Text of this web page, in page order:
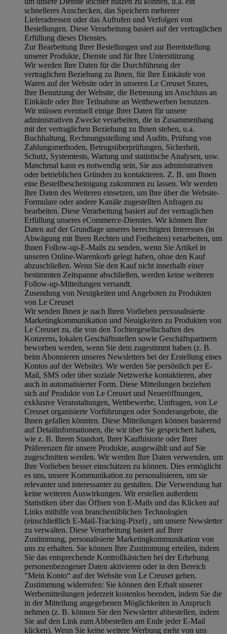
schnelleres Auschecken, das Speichern mehrerer
Lieferadressen oder das Aufrufen und Verfolgen von
Bestellungen. Diese Verarbeitung basiert auf der vertraglichen
Erfüllung dieses Dienstes.
Zur Bearbeitung Ihrer Bestellungen und zur Bereitstellung
unserer Produkte, Dienste und für Ihre Unterstützung
Wir werden Ihre Daten für die Durchführung der
vertraglichen Beziehung zu Ihnen, für Ihre Einkäufe von
Waren auf der Website oder in unseren Le Creuset Stores,
Ihre Benutzung der Website, die Betreuung im Anschluss an
Einkäufe oder Ihre Teilnahme an Wettbewerben benutzen.
Wir müssen eventuell einige Ihrer Daten für unsere
administrativen Zwecke verarbeiten, die in Zusammenhang
mit der vertraglichen Beziehung zu Ihnen stehen, u.a.
Buchhaltung, Rechnungsstellung und Audits, Prüfung von
Zahlungsmethoden, Betrugsüberprüfungen, Sicherheit,
Schutz, Systemtests, Wartung und statistische Analysen, usw.
Manchmal kann es notwendig sein, Sie aus administrativen
oder betrieblichen Gründen zu kontaktieren. Z. B. um Ihnen
eine Bestellbescheinigung zukommen zu lassen. Wir werden
Ihre Daten des Weiteren einsetzen, um Ihre über die Website-
Formulare oder andere Kanäle zugestellten Anfragen zu
bearbeiten. Diese Verarbeitung basiert auf der vertraglichen
Erfüllung unseres eCommerce-Dienstes. Wir können Ihre
Daten auf der Grundlage unseres berechtigten Interesses (in
Abwägung mit Ihren Rechten und Freiheiten) verarbeiten, um
Ihnen Follow-up-E-Mails zu senden, wenn Sie Artikel in
unseren Online-Warenkorb gelegt haben, ohne den Kauf
abzuschließen. Wenn Sie den Kauf nicht innerhalb einer
bestimmten Zeitspanne abschließen, werden keine weiteren
Follow-up-Mitteilungen versandt.
Zusendung von Neuigkeiten und Angeboten zu Produkten
von Le Creuset
Wir senden Ihnen je nach Ihren Vorlieben personalisierte
Marketingkommunikation und Neuigkeiten zu Produkten von
Le Creuset zu, die von den Tochtergesellschaften des
Konzerns, lokalen Geschäftsstellen sowie Geschäftspartnern
beworben werden, wenn Sie dem zugestimmt haben (z. B.
beim Abonnieren unseres Newsletters bei der Erstellung eines
Kontos auf der Website). Wir werden Sie persönlich per E-
Mail, SMS oder über soziale Netzwerke kontaktieren, aber
auch in automatisierter Form. Diese Mitteilungen beziehen
sich auf Produkte von Le Creuset und Neueröffnungen,
exklusive Veranstaltungen, Wettbewerbe, Umfragen, von Le
Creuset organisierte Vorführungen oder Sonderangebote, die
Ihnen gefallen könnten. Diese Mitteilungen können basierend
auf Detailinformationen, die wir über Sie gespeichert haben,
wie z. B. Ihrem Standort, Ihrer Kaufhistorie oder Ihrer
Präferenzen für unsere Produkte, ausgewählt und auf Sie
zugeschnitten werden. Wir werden Ihre Daten verwenden, um
Ihre Vorlieben besser einschätzen zu können. Dies ermöglicht
es uns, unsere Kommunikation zu personalisieren, um sie
relevanter und interessanter zu gestalten. Die Verwendung hat
keine weiteren Auswirkungen. Wir erstellen außerdem
Statistiken über das Öffnen von E-Mails und das Klicken auf
Links mithilfe von branchenüblichen Technologien
(einschließlich E-Mail-Tracking-Pixel) , um unsere Newsletter
zu verwalten. Diese Verarbeitung basiert auf Ihrer
Zustimmung, personalisierte Marketingkommunikation von
uns zu erhalten. Sie können Ihre Zustimmung erteilen, indem
Sie das entsprechende Kontrollkästchen bei der Erhebung
personenbezogener Daten aktivieren oder in den Bereich
"Mein Konto“ auf der Website von Le Creuset gehen.
Zustimmung widerrufen: Sie können den Erhalt unserer
Werbemitteilungen jederzeit kostenlos beenden, indem Sie die
in der Mitteilung angegebenen Möglichkeiten in Anspruch
nehmen (z. B. können Sie den Newsletter abbestellen, indem
Sie auf den Link zum Abbestellen am Ende jeder E-Mail
klicken). Wenn Sie keine weitere Werbung mehr von uns